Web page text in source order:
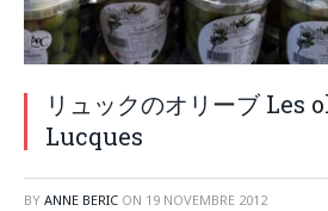
リュックのオリーブ Les
Lucques
BY ANNE BERIC ON 19 NOVEMBRE 2012